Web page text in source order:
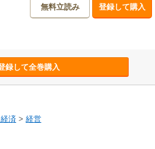
無料立読み 登録して購入
録して全巻購入
済 > 経営